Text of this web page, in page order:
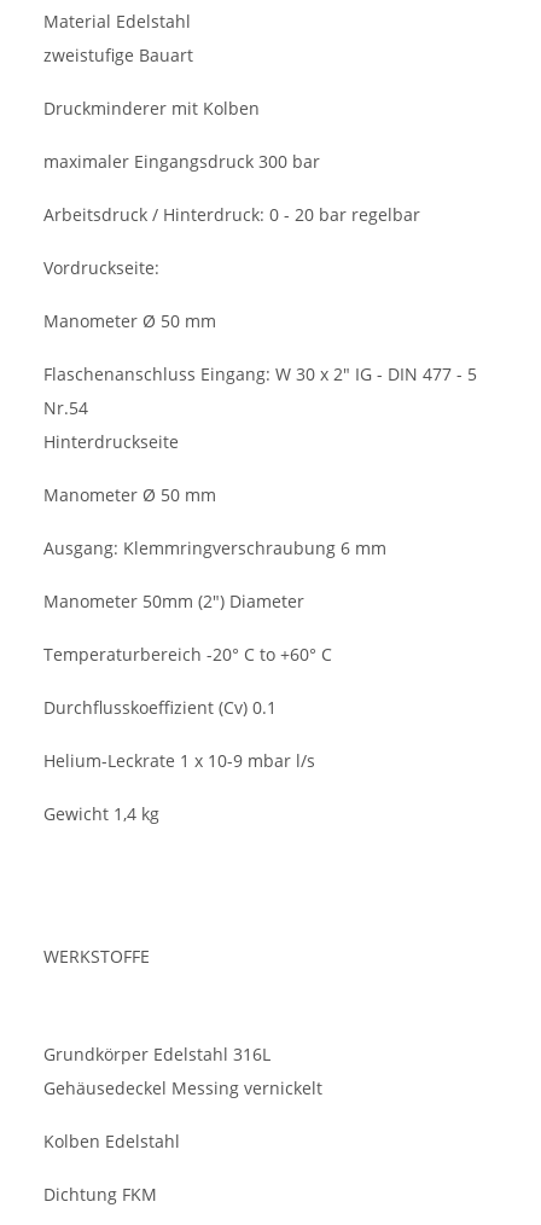
Material Edelstahl
zweistufige Bauart
Druckminderer mit Kolben
maximaler Eingangsdruck 300 bar
Arbeitsdruck / Hinterdruck: 0 - 20 bar regelbar
Vordruckseite:
Manometer Ø 50 mm
Flaschenanschluss Eingang: W 30 x 2" IG - DIN 477 - 5
Nr.54
Hinterdruckseite
Manometer Ø 50 mm
Ausgang: Klemmringverschraubung 6 mm
Manometer 50mm (2") Diameter
Temperaturbereich -20° C to +60° C
Durchflusskoeffizient (Cv) 0.1
Helium-Leckrate 1 x 10-9 mbar l/s
Gewicht 1,4 kg
WERKSTOFFE
Grundkörper Edelstahl 316L
Gehäusedeckel Messing vernickelt
Kolben Edelstahl
Dichtung FKM